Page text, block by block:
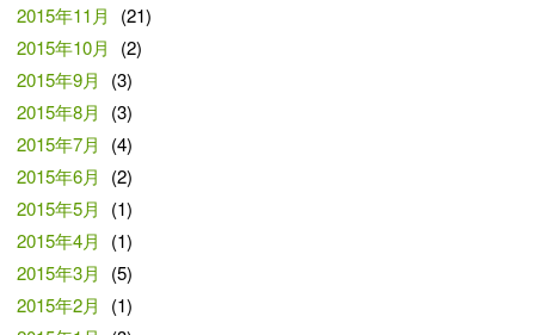
2015年11月
(21)
2015年10月
(2)
2015年9月
(3)
2015年8月
(3)
2015年7月
(4)
2015年6月
(2)
2015年5月
(1)
2015年4月
(1)
2015年3月
(5)
2015年2月
(1)